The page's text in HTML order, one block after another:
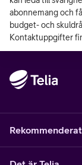
abonnemang och
budget- och
Kontaktuppgifter
Rekommenderat